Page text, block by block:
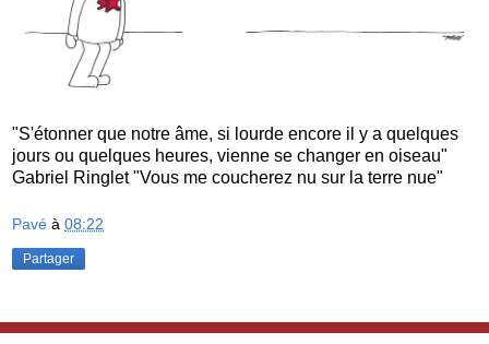
"S'étonner que notre âme, si lourde encore il y a quelques
jours ou quelques heures, vienne se changer en oiseau"
Gabriel Ringlet "Vous me coucherez nu sur la terre nue"
Pavé à 08:22
Partager